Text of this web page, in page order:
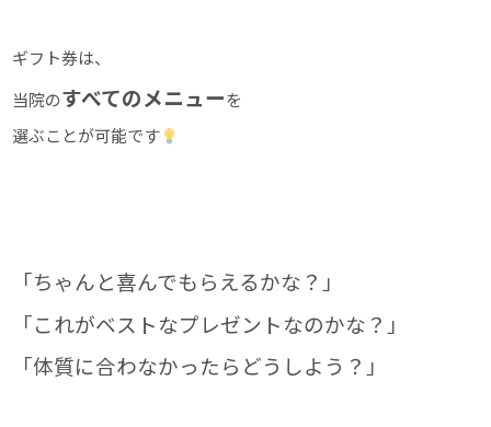
ギフト券は、
当院のすべてのメニューを
選ぶことが可能です
「ちゃんと喜んでもらえるかな？」
「これがベストなプレゼントなのかな？」
「体質に合わなかったらどうしよう？」